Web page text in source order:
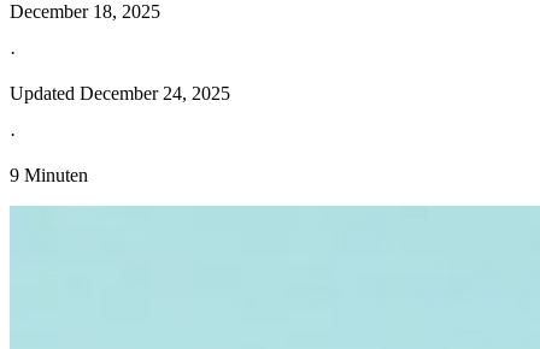
December 18, 2025
·
Updated December 24, 2025
·
9 Minuten